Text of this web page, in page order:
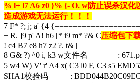
% l+ l7 A6 z0 }% {- O. w防止误杀汉化
造成游戏无法运行！！！
7 F* ?; j; a' {4 {
+ R. ]9 p' A! h6 [* i9 m* ?& C压缩包下
! c4 B7 e8 h7 z2 ?. t& [
8 G& ?) ^0 i, k3 w文件名 :
5 w4 W) V' r' A4 x( C3 l0 F, C3 s5 E
SHA1校验码 :